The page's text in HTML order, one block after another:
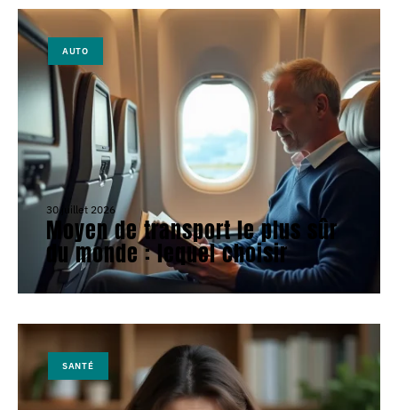
AUTO
30 juillet 2026
Moyen de transport le plus sûr
du monde : lequel choisir
SANTÉ